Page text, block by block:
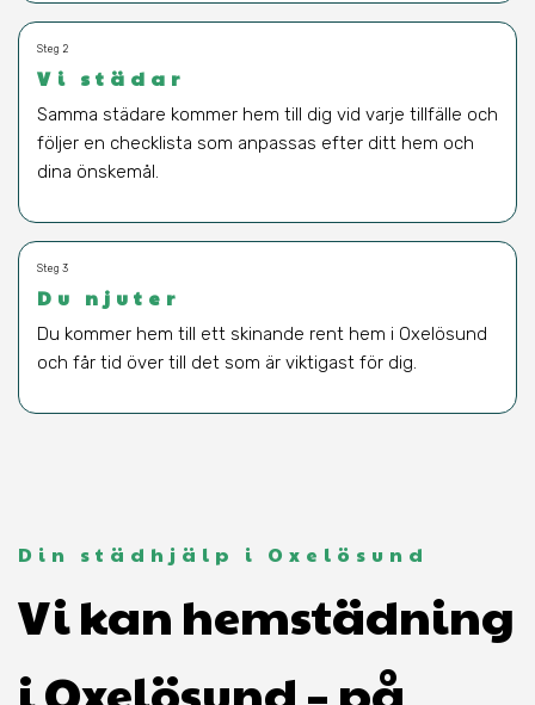
Steg 2
Vi städar
Samma städare kommer hem till dig vid varje tillfälle och
följer en checklista som anpassas efter ditt hem och
dina önskemål.
Steg 3
Du njuter
Du kommer hem till ett skinande rent hem i Oxelösund
och får tid över till det som är viktigast för dig.
Din städhjälp i Oxelösund
Vi kan hemstädning
i Oxelösund – på